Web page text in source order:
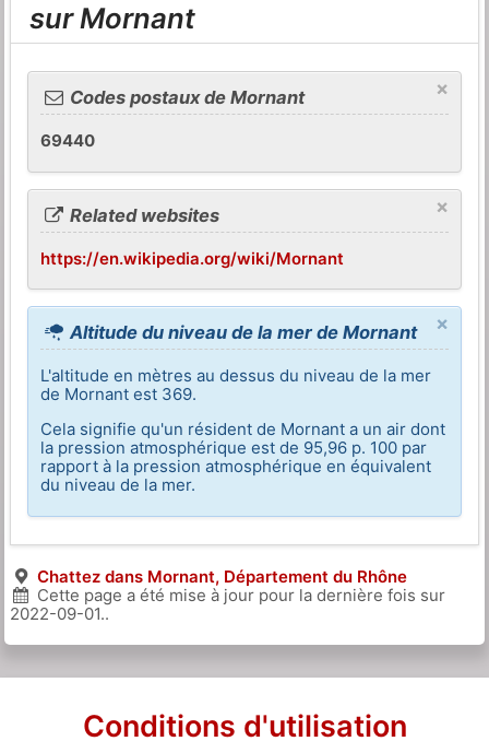
sur Mornant
×
Codes postaux de Mornant
69440
×
Related websites
https://en.wikipedia.org/wiki/Mornant
×
Altitude du niveau de la mer de Mornant
L'altitude en mètres au dessus du niveau de la mer
de Mornant est 369.
Cela signifie qu'un résident de Mornant a un air dont
la pression atmosphérique est de 95,96 p. 100 par
rapport à la pression atmosphérique en équivalent
du niveau de la mer.
Chattez dans Mornant, Département du Rhône
Cette page a été mise à jour pour la dernière fois sur
2022-09-01..
Conditions d'utilisation